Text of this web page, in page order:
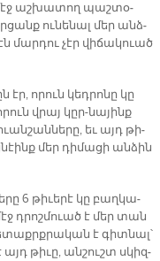
մէջ աշ­խա­տող պաշ­տօ­
ու­նե­նալ մեր անձ­
մար­դու չէր վի­ճա­կուած
էր, ո­րուն կեդ­րո­նը կը
վրայ կըր-նա­յինք
եւ այդ թի­
մեր դի­մա­ցի ան­ձին
6 թի­ւե­րէ կը բաղ­կա­
դրոշ­մուած է մեր տան
է գիտ­նալ՝
այդ թի­ւը, ան­շուշտ սկիզ­